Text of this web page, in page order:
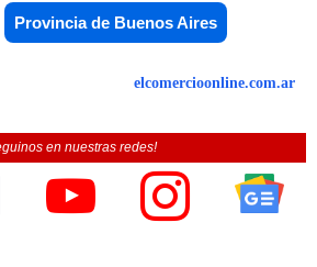
Provincia de Buenos Aires
elcomercioonline.com.ar
en nuestras redes!